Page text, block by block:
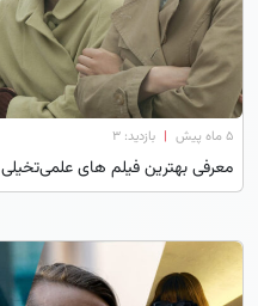
۵ ماه پیش | بازدید: 3
معرفی بهترین فیلم های علمی‌تخیلی